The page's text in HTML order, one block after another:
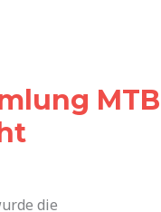
MTB
die